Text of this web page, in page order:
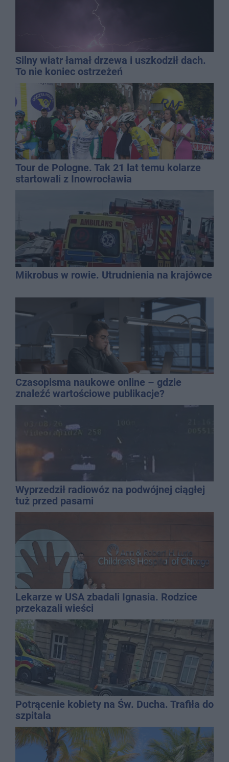
Silny wiatr łamał drzewa i uszkodził dach.
To nie koniec ostrzeżeń
Tour de Pologne. Tak 21 lat temu kolarze
startowali z Inowrocławia
Mikrobus w rowie. Utrudnienia na krajówce
Czasopisma naukowe online – gdzie
znaleźć wartościowe publikacje?
Wyprzedził radiowóz na podwójnej ciągłej
tuż przed pasami
Lekarze w USA zbadali Ignasia. Rodzice
przekazali wieści
Potrącenie kobiety na Św. Ducha. Trafiła do
szpitala